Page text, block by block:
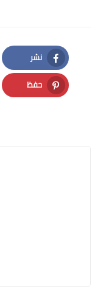
نشر
Facebook
حفظ
Pinterest